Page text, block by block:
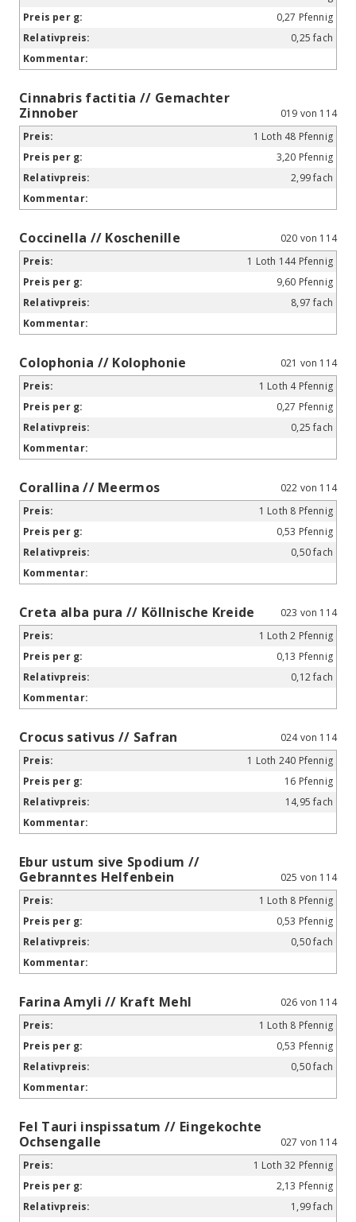
0,27 Pfennig
0,25 fach
Cinnabris factitia // Gemachter
Zinnober
019 von 114
1 Loth 48 Pfennig
3,20 Pfennig
2,99 fach
Coccinella // Koschenille
020 von 114
1 Loth 144 Pfennig
9,60 Pfennig
8,97 fach
Colophonia // Kolophonie
021 von 114
1 Loth 4 Pfennig
0,27 Pfennig
0,25 fach
Corallina // Meermos
022 von 114
1 Loth 8 Pfennig
0,53 Pfennig
0,50 fach
Creta alba pura // Köllnische Kreide
023 von 114
1 Loth 2 Pfennig
0,13 Pfennig
0,12 fach
Crocus sativus // Safran
024 von 114
1 Loth 240 Pfennig
16 Pfennig
14,95 fach
Ebur ustum sive Spodium //
Gebranntes Helfenbein
025 von 114
1 Loth 8 Pfennig
0,53 Pfennig
0,50 fach
Farina Amyli // Kraft Mehl
026 von 114
1 Loth 8 Pfennig
0,53 Pfennig
0,50 fach
Fel Tauri inspissatum // Eingekochte
Ochsengalle
027 von 114
1 Loth 32 Pfennig
2,13 Pfennig
1,99 fach